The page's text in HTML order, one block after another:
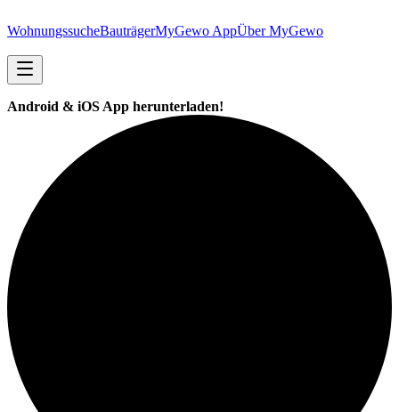
WohnungssucheBauträgerMyGewo AppÜber MyGewo
Android & iOS App herunterladen!